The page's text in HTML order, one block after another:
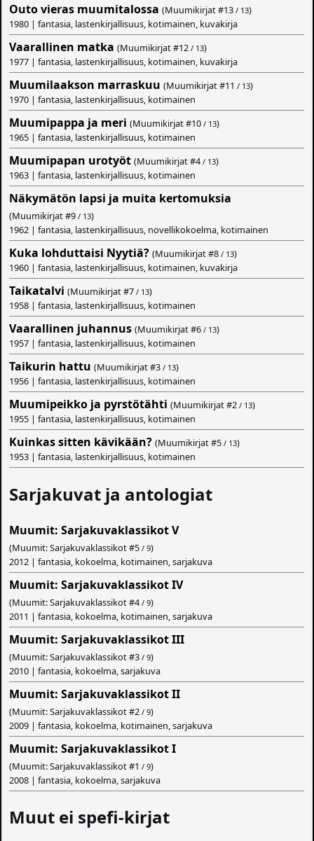
Outo vieras muumitalossa (Muumikirjat #13 / 13)
1980 | fantasia, lastenkirjallisuus, kotimainen, kuvakirja
Vaarallinen matka (Muumikirjat #12 / 13)
1977 | fantasia, lastenkirjallisuus, kotimainen, kuvakirja
Muumilaakson marraskuu (Muumikirjat #11 / 13)
1970 | fantasia, lastenkirjallisuus, kotimainen
Muumipappa ja meri (Muumikirjat #10 / 13)
1965 | fantasia, lastenkirjallisuus, kotimainen
Muumipapan urotyöt (Muumikirjat #4 / 13)
1963 | fantasia, lastenkirjallisuus, kotimainen
Näkymätön lapsi ja muita kertomuksia
(Muumikirjat #9 / 13)
1962 | fantasia, lastenkirjallisuus, novellikokoelma, kotimainen
Kuka lohduttaisi Nyytiä? (Muumikirjat #8 / 13)
1960 | fantasia, lastenkirjallisuus, kotimainen, kuvakirja
Taikatalvi (Muumikirjat #7 / 13)
1958 | fantasia, lastenkirjallisuus, kotimainen
Vaarallinen juhannus (Muumikirjat #6 / 13)
1957 | fantasia, lastenkirjallisuus, kotimainen
Taikurin hattu (Muumikirjat #3 / 13)
1956 | fantasia, lastenkirjallisuus, kotimainen
Muumipeikko ja pyrstötähti (Muumikirjat #2 / 13)
1955 | fantasia, lastenkirjallisuus, kotimainen
Kuinkas sitten kävikään? (Muumikirjat #5 / 13)
1953 | fantasia, lastenkirjallisuus, kotimainen
Sarjakuvat ja antologiat
Muumit: Sarjakuvaklassikot V
(Muumit: Sarjakuvaklassikot #5 / 9)
2012 | fantasia, kokoelma, kotimainen, sarjakuva
Muumit: Sarjakuvaklassikot IV
(Muumit: Sarjakuvaklassikot #4 / 9)
2011 | fantasia, kokoelma, kotimainen, sarjakuva
Muumit: Sarjakuvaklassikot III
(Muumit: Sarjakuvaklassikot #3 / 9)
2010 | fantasia, kokoelma, sarjakuva
Muumit: Sarjakuvaklassikot II
(Muumit: Sarjakuvaklassikot #2 / 9)
2009 | fantasia, kokoelma, kotimainen, sarjakuva
Muumit: Sarjakuvaklassikot I
(Muumit: Sarjakuvaklassikot #1 / 9)
2008 | fantasia, kokoelma, sarjakuva
Muut ei spefi-kirjat